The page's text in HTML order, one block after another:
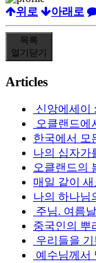
위로 아래로
목록
열기 닫기
Articles
신앙에세이
오클랜드에
한국에서 모
나의 십자가
오클랜드의
매일 같이
나의 하나님
주님. 여름
중국인의 뿌
우리들을
예수님께서